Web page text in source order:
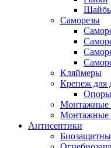
Саморезы
Кляймеры
Крепеж для
Опоры
Монтажные
Монтажные
Антисептики